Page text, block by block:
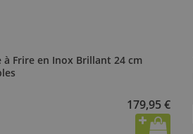
à Frire en Inox Brillant 24 cm
179,95 €